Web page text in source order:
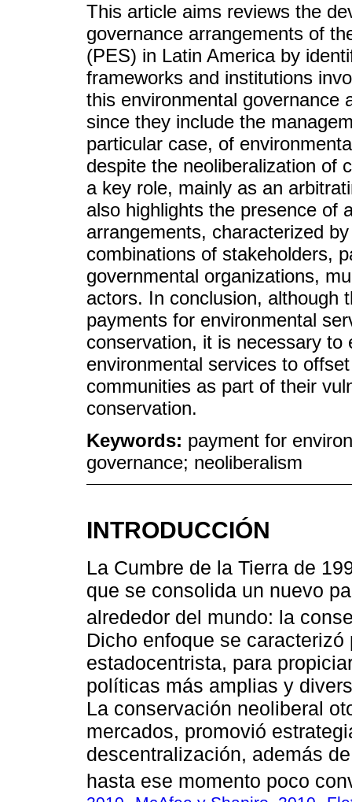
This article aims reviews the
governance arrangements of
(PES) in Latin America by
frameworks and institutions
this environmental governance
since they include the
particular case, of
despite the neoliberalization of
a key role, mainly as an
also highlights the presence of
arrangements, characterized
combinations of stakeholders,
governmental organizations,
actors. In conclusion, although
payments for environmental
conservation, it is necessary
environmental services to
communities as part of their
conservation.
Keywords: payment for
governance; neoliberalism
INTRODUCCIÓN
La Cumbre de la Tierra de
que se consolida un nuevo
alrededor del mundo: la
Dicho enfoque se
estadocentrista, para
políticas más amplias y
La conservación neoliberal
mercados, promovió
descentralización, además
hasta ese momento poco